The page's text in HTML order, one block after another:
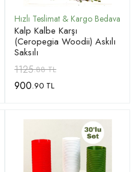
Kalp Kalbe Karşı
(Ceropegia Woodii) Askılı
Saksılı
1125.88 TL
900.90 TL